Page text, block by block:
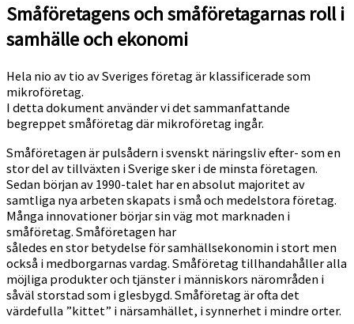
Småföretagens och småföretagarnas roll i
samhälle och ekonomi
Hela nio av tio av Sveriges företag är klassificerade som
mikroföretag.
I detta dokument använder vi det sammanfattande
begreppet småföretag där mikroföretag ingår.
Småföretagen är pulsådern i svenskt näringsliv efter- som en
stor del av tillväxten i Sverige sker i de minsta företagen.
Sedan början av 1990-talet har en absolut majoritet av
samtliga nya arbeten skapats i små och medelstora företag.
Många innovationer börjar sin väg mot marknaden i
småföretag. Småföretagen har
således en stor betydelse för samhällsekonomin i stort men
också i medborgarnas vardag. Småföretag tillhandahåller alla
möjliga produkter och tjänster i människors närområden i
såväl storstad som i glesbygd. Småföretag är ofta det
värdefulla ”kittet” i närsamhället, i synnerhet i mindre orter.